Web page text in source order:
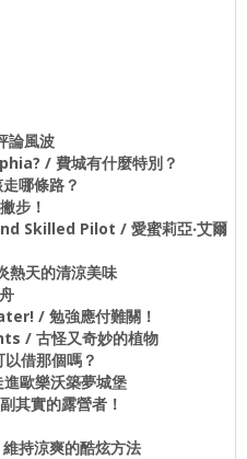
論風波
/ 費城有什麼特別？
哪條路？
步！
Skilled Pilot / 愛蜜莉亞‧艾爾
天的清涼美味
/ 勉強應付難關！
/ 古怪又奇妙的植物
借那個嗎？
歐樂沃築夢城堡
其實的露營者！
持涼爽的酷炫方法